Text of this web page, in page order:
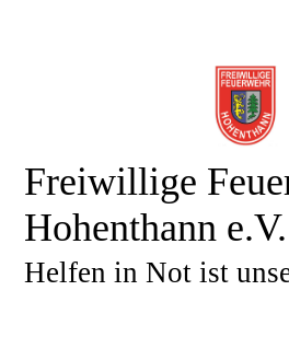
Freiwillige
Hohenthann e.V.
Helfen in Not ist